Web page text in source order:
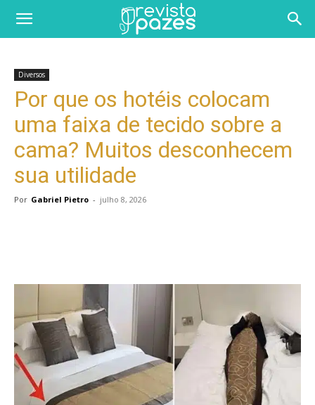
Diversos
Por que os hotéis colocam
uma faixa de tecido sobre a
cama? Muitos desconhecem
sua utilidade
Por Gabriel Pietro - julho 8, 2026